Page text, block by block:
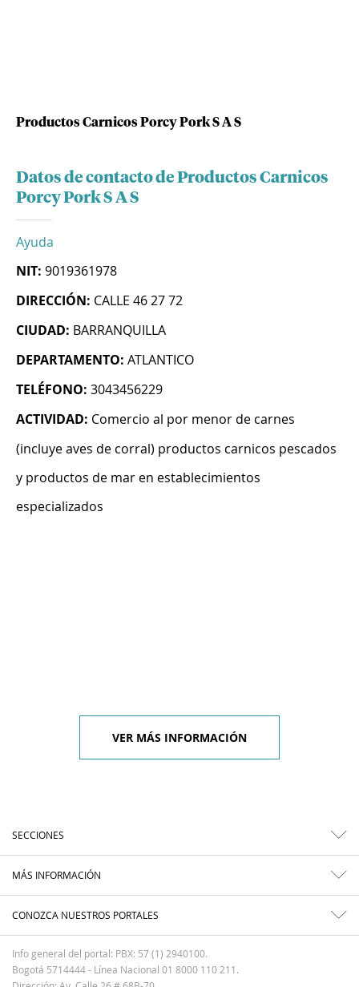
Productos Carnicos Porcy Pork S A S
Datos de contacto de Productos Carnicos
Porcy Pork S A S
Ayuda
NIT: 9019361978
DIRECCIÓN: CALLE 46 27 72
CIUDAD: BARRANQUILLA
DEPARTAMENTO: ATLANTICO
TELÉFONO: 3043456229
ACTIVIDAD: Comercio al por menor de carnes
(incluye aves de corral) productos carnicos pescados
y productos de mar en establecimientos
especializados
VER MÁS INFORMACIÓN
SECCIONES
MÁS INFORMACIÓN
CONOZCA NUESTROS PORTALES
Info general del portal: PBX: 57 (1) 2940100.
Bogotá 5714444 - Línea Nacional 01 8000 110 211.